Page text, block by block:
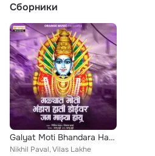
Сборники
Galyat Moti Bhandara Hati Doiyvar Jag Majhya Hay
Nikhil Paval, Vilas Lakhe